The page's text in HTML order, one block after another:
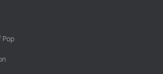
Pop